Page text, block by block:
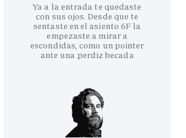
Ya a la entrada te quedaste
con sus ojos. Desde que te
sentaste en el asiento 6F la
empezaste a mirar a
escondidas, como un pointer
ante una perdiz becada